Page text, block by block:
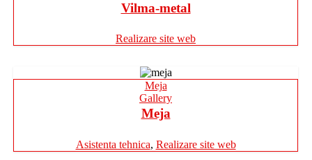
Vilma-metal
Realizare site web
Meja
Gallery
Meja
Asistenta tehnica, Realizare site web